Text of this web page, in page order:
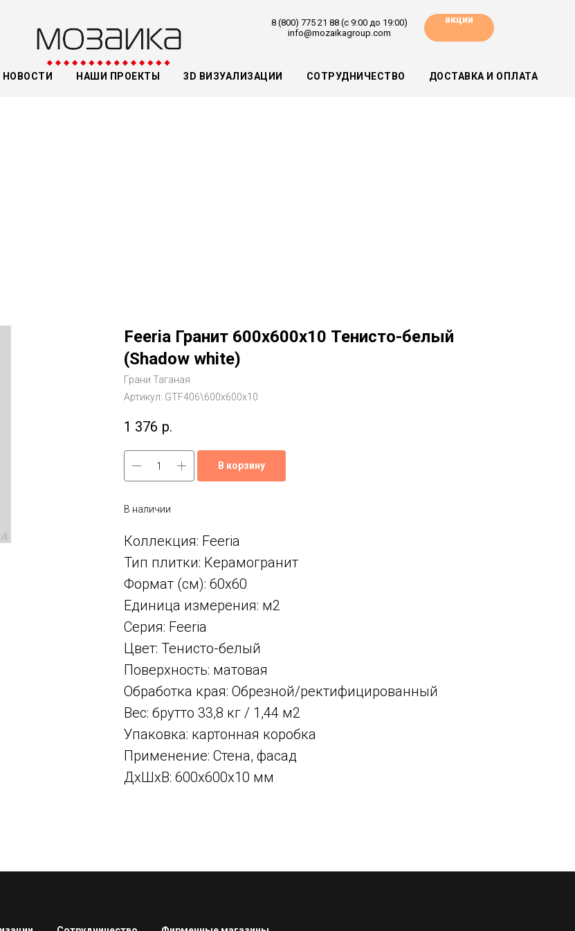
8 (800) 775 21 88 (с 9:00 до 19:00)
info@mozaikagroup.com
акции
НОВОСТИ НАШИ ПРОЕКТЫ 3D ВИЗУАЛИЗАЦИИ СОТРУДНИЧЕСТВО ДОСТАВКА И ОПЛАТА
Feeria Гранит 600x600x10 Тенисто-белый
(Shadow white)
Грани Таганая
Артикул: GTF406\600х600х10
1 376 р.
В корзину
В наличии
Коллекция: Feeria
Тип плитки: Керамогранит
Формат (см): 60x60
Единица измерения: м2
Серия: Feeria
Цвет: Тенисто-белый
Поверхность: матовая
Обработка края: Обрезной/ректифицированный
Вес: брутто 33,8 кг / 1,44 м2
Упаковка: картонная коробка
Применение: Стена, фасад
ДxШxВ: 600x600x10 мм